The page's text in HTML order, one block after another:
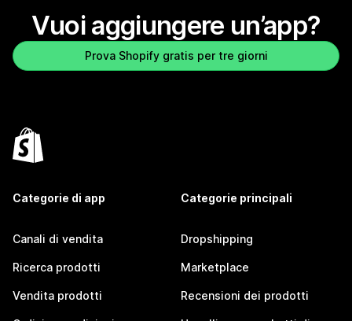
Vuoi aggiungere un’app?
Prova Shopify gratis per tre giorni
Categorie di app
Canali di vendita
Ricerca prodotti
Vendita prodotti
Categorie principali
Dropshipping
Marketplace
Recensioni dei prodotti